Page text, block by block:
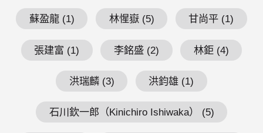
蘇盈龍 (1) 林惺嶽 (5) 甘尚平 (1)
張建富 (1) 李銘盛 (2) 林鉅 (4)
洪瑞麟 (3) 洪鈞雄 (1)
石川欽一郎（Kinichiro Ishiwaka） (5)